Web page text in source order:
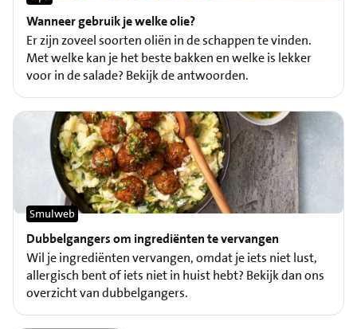
Wanneer gebruik je welke olie?
Er zijn zoveel soorten oliën in de schappen te vinden.
Met welke kan je het beste bakken en welke is lekker
voor in de salade? Bekijk de antwoorden.
Dubbelgangers om ingrediënten te vervangen
Smulweb
Wil je ingrediënten vervangen, omdat je iets niet lust,
allergisch bent of iets niet in huist hebt? Bekijk dan ons
overzicht van dubbelgangers.